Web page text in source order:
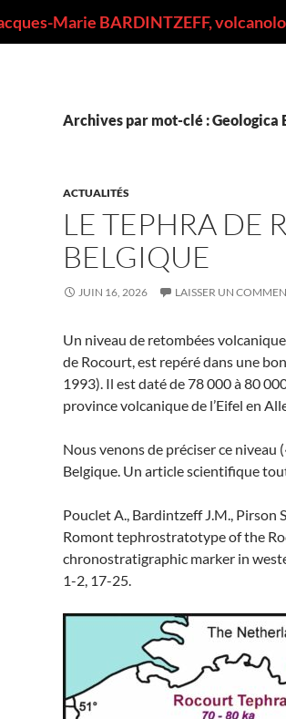
Marie BARDINTZEFF,
Archives par mot-clé : Geologica
ACTUALITÉS
LE TEPHRA DE
BELGIQUE
JUIN 16, 2026 LAISSER UN
Un niveau de retombées
de Rocourt, est repéré dans une
1993). Il est daté de 78 000 à 80
province volcanique de l’Eifel en
Nous venons de préciser ce niveau
Belgique. Un article scientifique
Pouclet A., Bardintzeff J.M., Pirson
Romont tephrostratotype of the
chronostratigraphic marker in
1-2, 17-25.